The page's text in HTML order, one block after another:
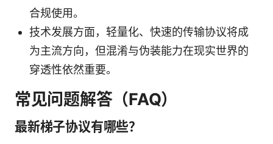
合规使用。
技术发展方面，轻量化、快速的传输协议将成
为主流方向，但混淆与伪装能力在现实世界的
穿透性依然重要。
常见问题解答（FAQ）
最新梯子协议有哪些？